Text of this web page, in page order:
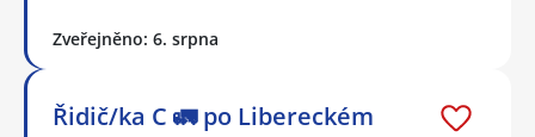
Zveřejněno: 6. srpna
Řidič/ka C 🚛 po Libereckém